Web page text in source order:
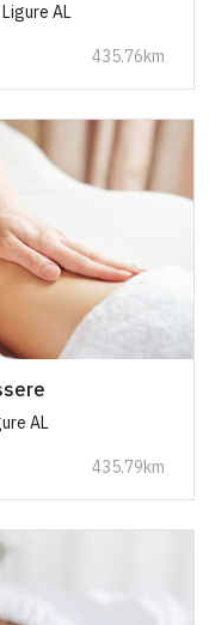
AL
435.76km
AL
435.79km